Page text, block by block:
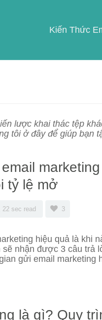
Kiến Thức
lược khai thác tệp
tôi ở đây để giúp bạn
tỷ lệ mở
22 sec read 3
hiệu quả là khi
sẽ nhận được 3 câu trả
gửi email marketing
là gì? Quy